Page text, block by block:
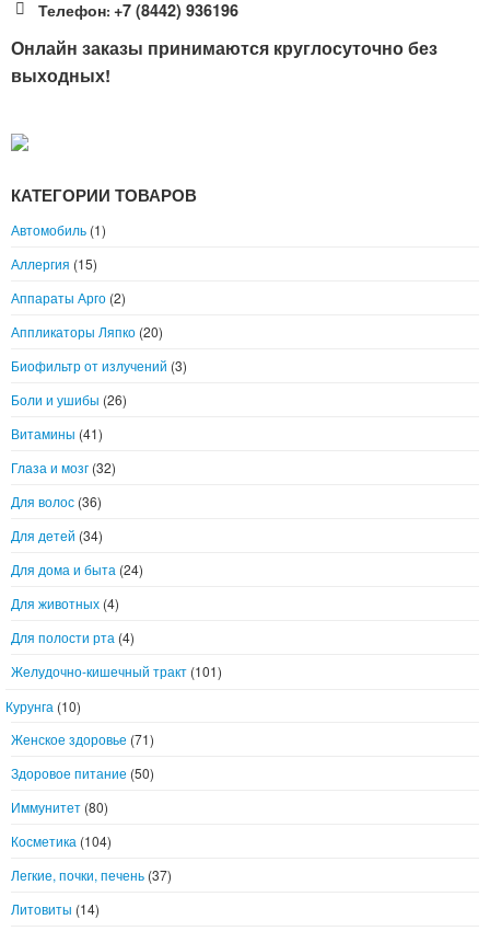
Телефон: +7 (8442) 936196
Онлайн заказы принимаются круглосуточно без
выходных!
КАТЕГОРИИ ТОВАРОВ
Автомобиль (1)
Аллергия (15)
Аппараты Арго (2)
Аппликаторы Ляпко (20)
Биофильтр от излучений (3)
Боли и ушибы (26)
Витамины (41)
Глаза и мозг (32)
Для волос (36)
Для детей (34)
Для дома и быта (24)
Для животных (4)
Для полости рта (4)
Желудочно-кишечный тракт (101)
Курунга (10)
Женское здоровье (71)
Здоровое питание (50)
Иммунитет (80)
Косметика (104)
Легкие, почки, печень (37)
Литовиты (14)